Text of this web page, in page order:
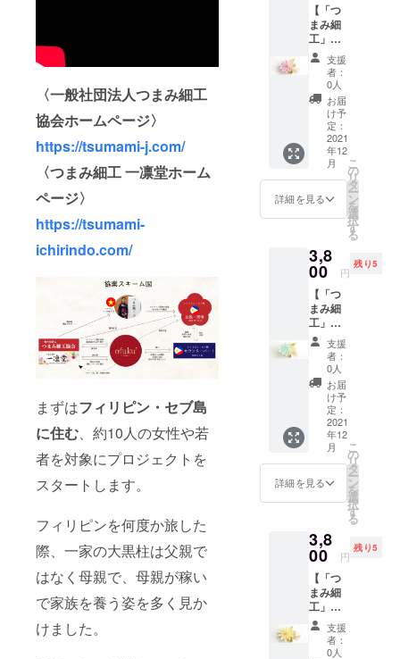
〈一般社団法人つまみ細工
協会ホームページ〉
https://tsumami-j.com/
〈つまみ細工 一凛堂ホーム
ページ〉
https://tsumami-
ichirindo.com/
まずはフィリピン・セブ島
に住む、約10人の女性や若
者を対象にプロジェクトを
スタートします。
フィリピンを何度か旅した
際、一家の大黒柱は父親で
はなく母親で、母親が稼い
で家族を養う姿を多く見か
けました。
ござい
ます。
※つまみ
細工は
でんぷ
んのり
を使用
してい
るた
め、水
に弱い
商品に
なって
いま
す。
※手作り
のた
め、色
合いや
デザイ
ンが若
干異な
る場合
がござ
いま
す。 ※
サイズ
り誤差
が出る
ござい
ます。
※つまみ
細工は
でんぷ
んのり
を使用
してい
るた
め、水
に弱い
商品に
なって
いま
す。
）正絹
羽二重
金具
チタン
ポスト
コット
ンパー
ル（直
径約
8mm）
〈ピア
ス〉 全
32mm
〈イヤ
長 約
32mm
※消費
税・送
料込み
※手作り
のた
め、色
合いや
デザイ
ンが若
干異な
る場合
がござ
サイズ
は測り
り誤差
が出る
場合が
ござい
ます。
※つまみ
細工は
でんぷ
んのり
タッド
ピアス
と組み
合わせ
て自分
だけの
オリジ
ナルピ
アスと
しても
アレン
ジがで
す。
〈素
工（直
径約
24mm
）正絹
羽二重
金具
チタン
ポスト
コット
ンパー
ル（直
径約
8mm）
〈ピア
ス〉 全
33mm
〈イヤ
長 約
33mm
※消費
税・送
料込み
※手作り
のた
め、色
ネット
を２個
製作し
ていた
だきま
す。 道
具の扱
い方を
学び、
自分で
作る楽
しさを
体験し
てもら
の開講
となり
※所要時
間は約
１時間
です。
※2021
年12月
と1月に
各月2回
開講し
ます。
開講日
をメー
知らせ
します
の良い
日時を
お選び
くださ
い。
※Zoom
による
オンラ
大ぶり
の「つ
まみ細
工」の
一輪に
フリン
ジをつ
けた流
行のデ
ザイ
ン。 上
品で洗
練され
たデザ
フォー
マルな
シーン
などで
も華や
かさを
添えて
くれま
す。 つ
まみ細
工同
様、シ
ルクの
フリン
ジを採
用して
いま
まみ細
工（直
28mm
）正絹
羽二重
金具
チタン
ポスト
【「つ
まみ細
工」ピ
アスor
イヤリ
ング
（ピン
ク・剣
つま
み）】
「ofuku
'」オリ
ジナル
デザイ
ンのイ
ヤーア
リー。
大ぶり
のつま
み細工
の周り
に、金
属箔の
ような
見た目
の新素
「シー
クイ
ン」を
葉のよ
うにあ
しらっ
リー。
ピアス
または
イヤリ
ングを
お選び
いただ
けま
す。 写
支援
者：
0人
お届
け予
定：
2021
年12
月
詳細を見る
こ
の
リ
タ
ー
ン
を
選
択
す
る
3,8
00 円
残り5
【「つ
まみ細
工」ピ
アスor
イヤリ
ング
（ブ
ルー・
剣つま
み）】
「ofuku
'」オリ
ジナル
デザイ
ンのイ
ヤーア
リー。
大ぶり
のつま
み細工
の周り
に、金
属箔の
ような
見た目
支援
者：
0人
お届
け予
定：
2021
年12
月
詳細を見る
こ
の
リ
タ
ー
ン
を
選
択
す
る
3,8
00 円
残り5
【「つ
まみ細
工」ピ
アスor
イヤリ
ング
支援
者：
0人